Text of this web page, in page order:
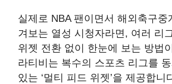
실제로 NBA 팬이면서 해외축구중
겨보는 열성 시청자라면, 여러 리
위젯 전환 없이 한눈에 보는 방법
라티비는 복수의 스포츠 리그를
있는 ‘멀티 피드 위젯’을 제공합니